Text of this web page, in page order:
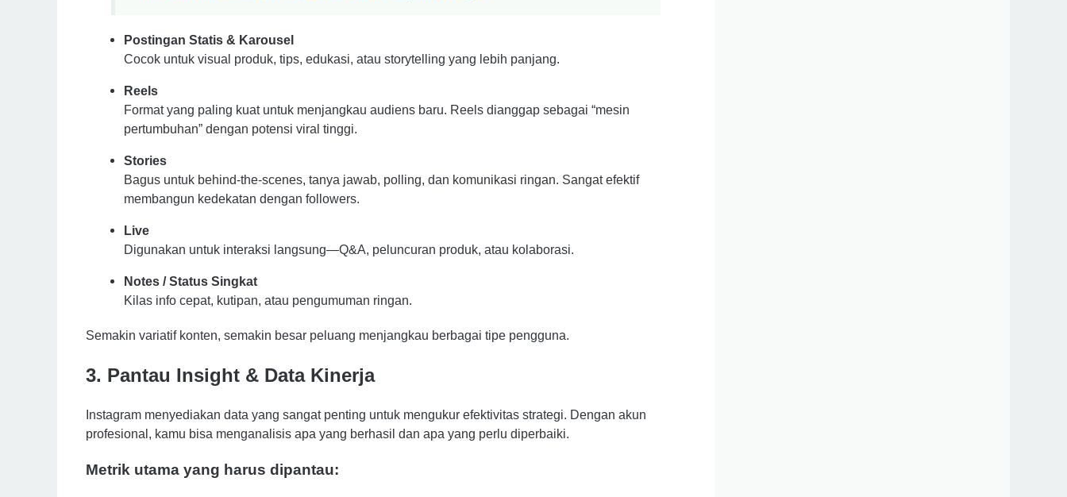
Postingan Statis & Karousel
Cocok untuk visual produk, tips, edukasi, atau storytelling yang lebih panjang.
Reels
Format yang paling kuat untuk menjangkau audiens baru. Reels dianggap sebagai “mesin
pertumbuhan” dengan potensi viral tinggi.
Stories
Bagus untuk behind-the-scenes, tanya jawab, polling, dan komunikasi ringan. Sangat efektif
membangun kedekatan dengan followers.
Live
Digunakan untuk interaksi langsung—Q&A, peluncuran produk, atau kolaborasi.
Notes / Status Singkat
Kilas info cepat, kutipan, atau pengumuman ringan.
Semakin variatif konten, semakin besar peluang menjangkau berbagai tipe pengguna.
3. Pantau Insight & Data Kinerja
Instagram menyediakan data yang sangat penting untuk mengukur efektivitas strategi. Dengan akun
profesional, kamu bisa menganalisis apa yang berhasil dan apa yang perlu diperbaiki.
Metrik utama yang harus dipantau: